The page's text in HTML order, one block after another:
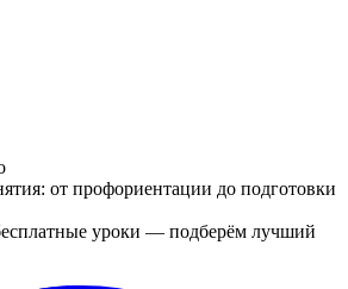
от профориентации до подготовки
уроки — подберём лучший